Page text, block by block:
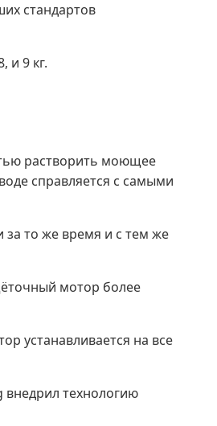
стандартов
и 9 кг.
растворить моющее
справляется с самыми
за то же время и с тем же
мотор более
устанавливается на все
технологию